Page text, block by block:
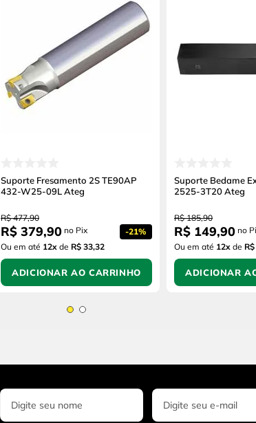
Suporte Fresamento 2S TE90AP
432-W25-09L Ateg
R$ 477,90
R$ 379,90 no Pix -21%
Ou em até 12x de R$ 33,32
ADICIONAR AO CARRINHO
Suporte Bedame
2525-3T20 Ateg
R$ 185,90
R$ 149,90 no
Ou em até 12x de
ADICIONAR